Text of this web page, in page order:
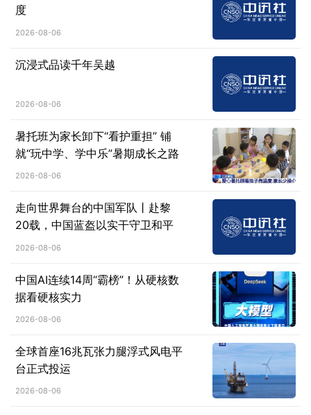
度
2026-08-06
沉浸式品读千年吴越
2026-08-06
暑托班为家长卸下“看护重担” 铺
就“玩中学、学中乐”暑期成长之路
2026-08-06
走向世界舞台的中国军队丨赴黎
20载，中国蓝盔以实干守卫和平
2026-08-06
中国AI连续14周“霸榜”！从硬核数
据看硬核实力
2026-08-06
全球首座16兆瓦张力腿浮式风电平
台正式投运
2026-08-06